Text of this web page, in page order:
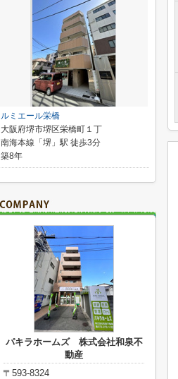
ルミエール栄橋
大阪府堺市堺区栄橋町１丁
南海本線「堺」駅 徒歩3分
築8年
パキラホームズ 株式会社和泉不
動産
〒593-8324